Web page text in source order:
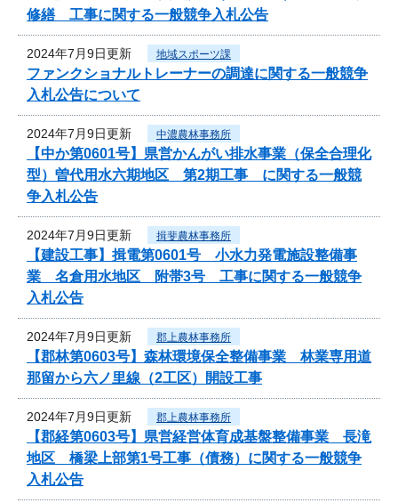
修繕 工事に関する一般競争入札公告
2024年7月9日更新 地域スポーツ課
ファンクショナルトレーナーの調達に関する一般競争
入札公告について
2024年7月9日更新 中濃農林事務所
【中か第0601号】県営かんがい排水事業（保全合理化
型）曽代用水六期地区 第2期工事 に関する一般競
争入札公告
2024年7月9日更新 揖斐農林事務所
【建設工事】揖電第0601号 小水力発電施設整備事
業 名倉用水地区 附帯3号 工事に関する一般競争
入札公告
2024年7月9日更新 郡上農林事務所
【郡林第0603号】森林環境保全整備事業 林業専用道
那留から六ノ里線（2工区）開設工事
2024年7月9日更新 郡上農林事務所
【郡経第0603号】県営経営体育成基盤整備事業 長滝
地区 橋梁上部第1号工事（債務）に関する一般競争
入札公告